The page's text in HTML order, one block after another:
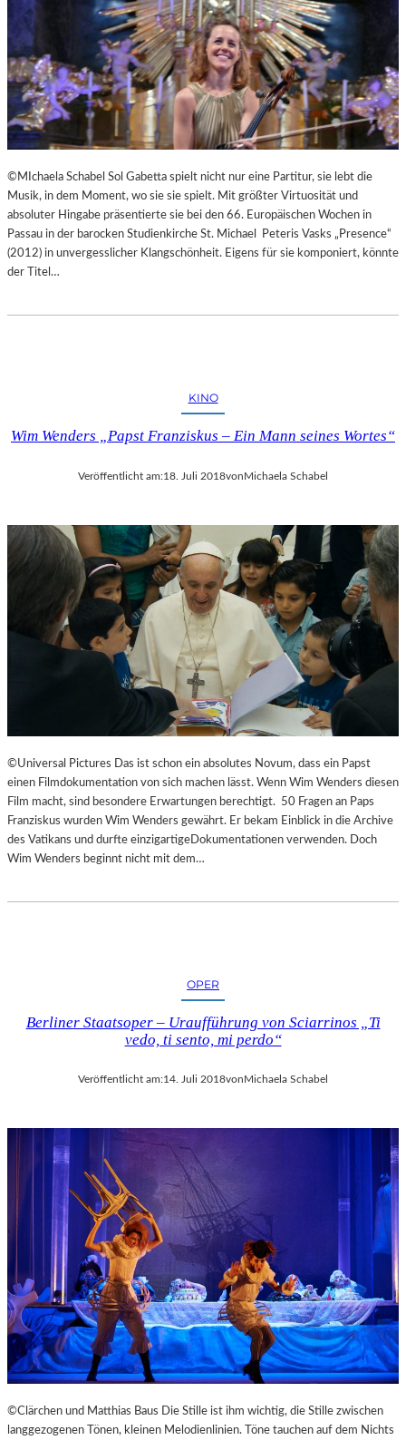
©MIchaela Schabel Sol Gabetta spielt nicht nur eine Partitur, sie lebt die
Musik, in dem Moment, wo sie sie spielt. Mit größter Virtuosität und
absoluter Hingabe präsentierte sie bei den 66. Europäischen Wochen in
Passau in der barocken Studienkirche St. Michael Peteris Vasks „Presence“
(2012) in unvergesslicher Klangschönheit. Eigens für sie komponiert, könnte
der Titel…
KINO
Wim Wenders „Papst Franziskus – Ein Mann seines Wortes“
Veröffentlicht am:18. Juli 2018vonMichaela Schabel
©Universal Pictures Das ist schon ein absolutes Novum, dass ein Papst
einen Filmdokumentation von sich machen lässt. Wenn Wim Wenders diesen
Film macht, sind besondere Erwartungen berechtigt. 50 Fragen an Paps
Franziskus wurden Wim Wenders gewährt. Er bekam Einblick in die Archive
des Vatikans und durfte einzigartigeDokumentationen verwenden. Doch
Wim Wenders beginnt nicht mit dem…
OPER
Berliner Staatsoper – Uraufführung von Sciarrinos „Ti
vedo, ti sento, mi perdo“
Veröffentlicht am:14. Juli 2018von Michaela Schabel
©Clärchen und Matthias Baus Die Stille ist ihm wichtig, die Stille zwischen
langgezogenen Tönen, kleinen Melodienlinien. Töne tauchen auf dem Nichts